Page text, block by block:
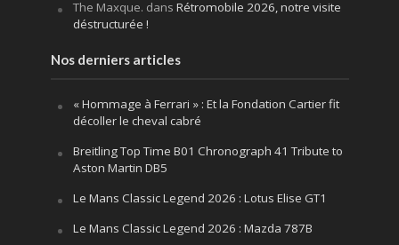
The Maxque. dans Rétromobile 2026, notre visite
déstructurée !
Nos derniers articles
« Hommage à Ferrari » : Et la Fondation Cartier fit
décoller le cheval cabré
Breitling Top Time B01 Chronograph 41 Tribute to
Aston Martin DB5
Le Mans Classic Legend 2026 : Lotus Elise GT1
Le Mans Classic Legend 2026 : Mazda 787B